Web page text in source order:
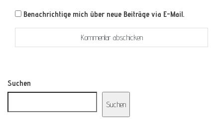
Benachrichtige mich über neue Beiträge via E-Mail.
Suchen
Suchen